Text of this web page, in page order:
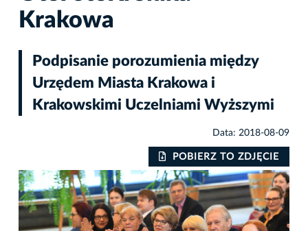
Krakowa
Podpisanie porozumienia między
Urzędem Miasta Krakowa i
Krakowskimi Uczelniami Wyższymi
Data: 2018-08-09
POBIERZ TO ZDJĘCIE